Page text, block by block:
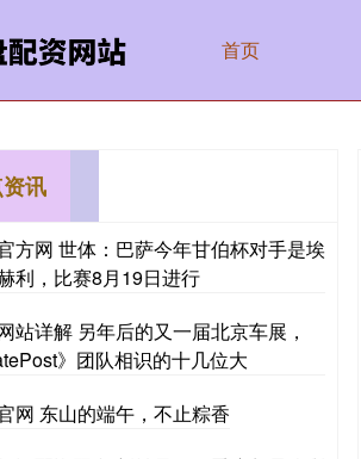
首页
讯
方网 世体：巴萨今年甘伯杯对手是埃
利，比赛8月19日进行
站详解 另年后的又一届北京车展，
》团队相识的十几位大
网 东山的端午，不止粽香